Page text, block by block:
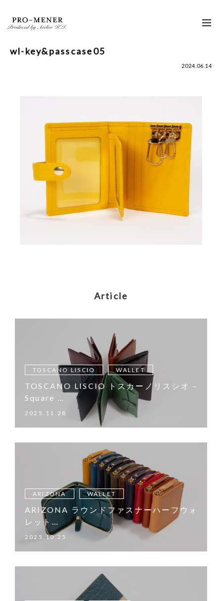
content
wl-key&passcase05
2024.06.14
Article
TOSCANO LISCIO WALLET
TOSCANO LISCIO トスカーノリスシオ –
Square …
2025.11.28
ARIZONA WALLET
ARIZONA ラウンドファスナーハーフウォ
レット…
2025.10.25